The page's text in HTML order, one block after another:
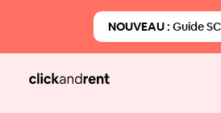
NOUVEAU : Guide